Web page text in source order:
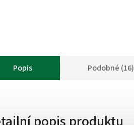
Popis Podobné (16)